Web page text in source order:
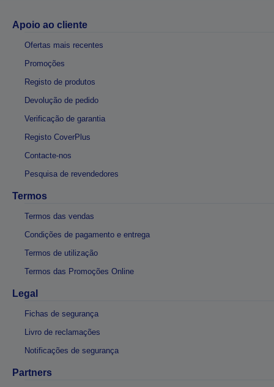
Apoio ao cliente
Ofertas mais recentes
Promoções
Registo de produtos
Devolução de pedido
Verificação de garantia
Registo CoverPlus
Contacte-nos
Pesquisa de revendedores
Termos
Termos das vendas
Condições de pagamento e entrega
Termos de utilização
Termos das Promoções Online
Legal
Fichas de segurança
Livro de reclamações
Notificações de segurança
Partners